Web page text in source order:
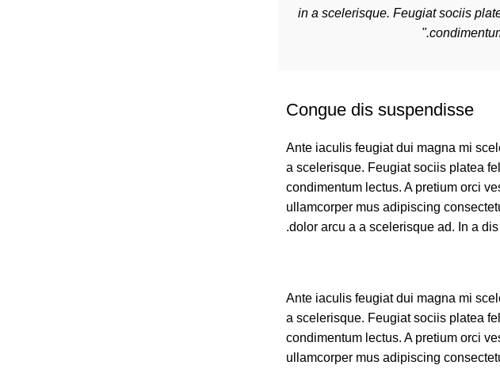
in a scelerisque. Feugiat sociis
Congue dis suspendisse
Ante iaculis feugiat dui magna mi
a scelerisque. Feugiat sociis platea
condimentum lectus. A pretium orci
ullamcorper mus adipiscing
dolor arcu a a scelerisque ad. In a
Ante iaculis feugiat dui magna mi
a scelerisque. Feugiat sociis platea
condimentum lectus. A pretium orci
ullamcorper mus adipiscing